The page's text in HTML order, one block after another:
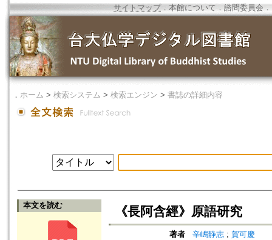
サイトマップ．本館について ． 諮問委員会 ．
． ホーム > 検索システム > 検索エンジン > 書誌の詳細内容
本文を読む 《長阿含經》原語研究
著者 辛嶋静志 ; 賀可慶